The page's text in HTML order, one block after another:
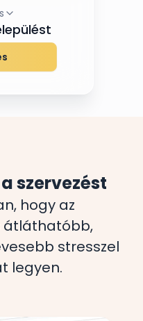
szervezést
hogy az
átláthatóbb,
stresszel
legyen.